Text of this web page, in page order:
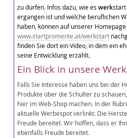
zu dürfen. Infos dazu, wie es werkstart
ergangen ist und welche beruflichen
haben, können auf unserer
www.startpromente.at/werkstart
finden Sie dort ein Video, in dem ein
seine Entwicklung erzählt.
Ein Blick in unsere
Falls Sie Interesse haben uns bei der
Produkte über die Schulter zu
hier im Web-Shop machen. In der
aktuelle Werbespot verlinkt. Die
Freude bereitet. Wir hoffen, dass er
ebenfalls Freude bereitet.